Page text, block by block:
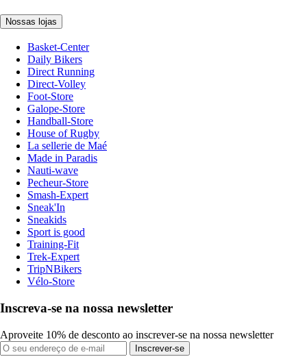
Nossas lojas
Basket-Center
Daily Bikers
Direct Running
Direct-Volley
Foot-Store
Galope-Store
Handball-Store
House of Rugby
La sellerie de Maé
Made in Paradis
Nauti-wave
Pecheur-Store
Smash-Expert
Sneak'In
Sneakids
Sport is good
Training-Fit
Trek-Expert
TripNBikers
Vélo-Store
Inscreva-se na nossa newsletter
Aproveite 10% de desconto ao inscrever-se na nossa newsletter
Inscrever-se